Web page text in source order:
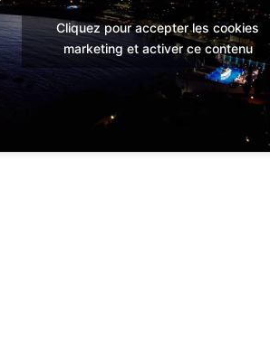
Cliquez pour accepter les cookies
marketing et activer ce contenu